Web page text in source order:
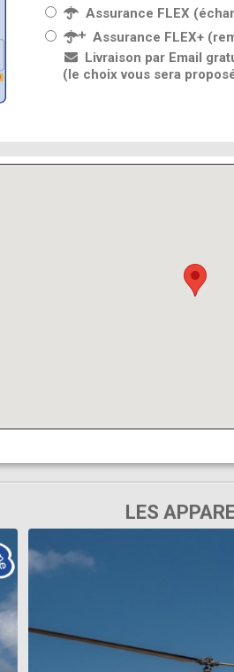
Assurance FLEX
Assurance FLEX+
Livraison par Email
(le choix vous sera
LES